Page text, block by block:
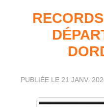
PUBLIÉE LE 21 JANV.